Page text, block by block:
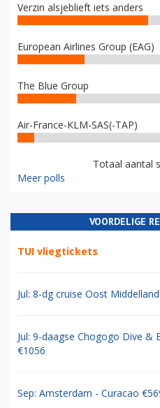
Verzin alsjeblieft iets anders
European Airlines Group (EAG)
The Blue Group
Air-France-KLM-SAS(-TAP)
Totaal aantal
Meer polls
VOORDELIGE
TUI vliegtickets
Jul: 8-dg cruise Oost
Jul: 9-daagse Chogogo Dive &
€1056
Sep: Amsterdam - Curacao